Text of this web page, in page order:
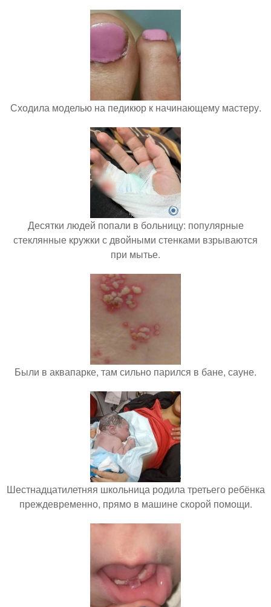
Сходила моделью на педикюр к начинающему мастеру.
Десятки людей попали в больницу: популярные
стеклянные кружки с двойными стенками взрываются
при мытье.
Были в аквапарке, там сильно парился в бане, сауне.
Шестнадцатилетняя школьница родила третьего ребёнка
преждевременно, прямо в машине скорой помощи.